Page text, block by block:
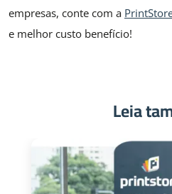
empresas, conte com a
e melhor custo benefício!
Leia